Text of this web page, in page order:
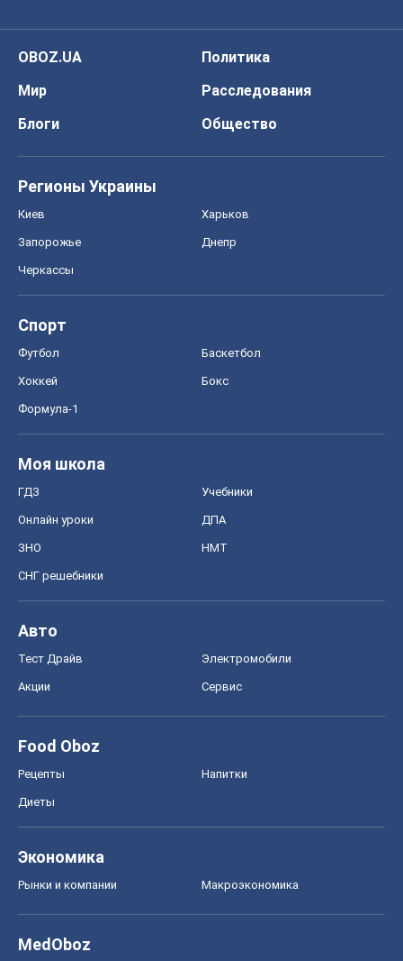
OBOZ.UA
Политика
Мир
Расследования
Блоги
Общество
Регионы Украины
Киев Харьков
Запорожье Днепр
Черкассы
Спорт
Футбол Баскетбол
Хоккей Бокс
Формула-1
Моя школа
ГДЗ Учебники
Онлайн уроки ДПА
ЗНО НМТ
СНГ решебники
Авто
Тест Драйв Электромобили
Акции Сервис
Food Oboz
Рецепты Напитки
Диеты
Экономика
Рынки и компании Mакроэкономика
MedOboz